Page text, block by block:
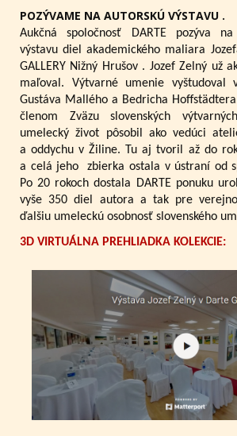
POZÝVAME NA AUTORSKÚ VÝSTAVU .
Aukčná spoločnosť DARTE pozýva
výstavu diel akademického maliara
GALLERY Nižný Hrušov . Jozef Zelný už
maľoval. Výtvarné umenie
Gustáva Mallého a Bedricha
členom Zväzu slovenských
umelecký život pôsobil ako vedúci
a oddychu v Žiline. Tu aj tvoril až do
a celá jeho zbierka ostala v ústraní od
Po 20 rokoch dostala DARTE ponuku
vyše 350 diel autora a tak pre
ďalšiu umeleckú osobnosť slovenského
3D VIRTUÁLNA PREHLIADKA KOLEKCIE: